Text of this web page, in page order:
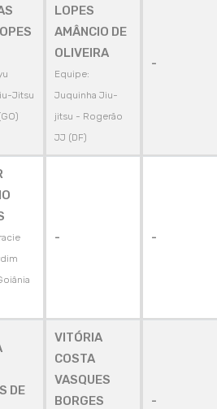
Jitsu
LOPES
AMÂNCIO DE
OLIVEIRA
Equipe:
Juquinha Jiu-
jitsu - Rogerão
JJ (DF)
-
- -
DE
VITÓRIA
COSTA
VASQUES
BORGES
-